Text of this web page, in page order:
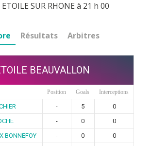
SUR RHONE à 21 h 00
Résultats Arbitres
BEAUVALLON
Position Goals Interceptions
- 5
0
- 0
0
BONNEFOY - 0
0